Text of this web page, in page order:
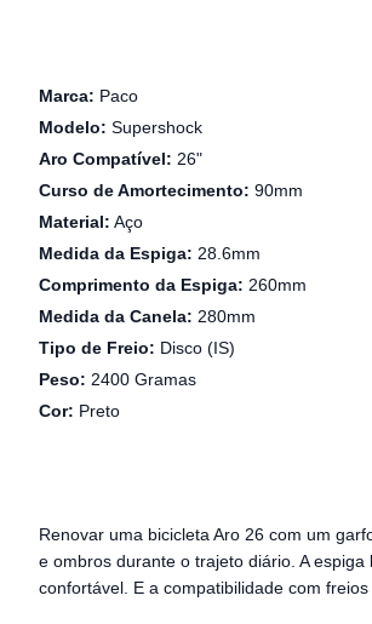
Marca: Paco
Modelo: Supershock
Aro Compatível: 26"
Curso de Amortecimento: 90mm
Material: Aço
Medida da Espiga: 28.6mm
Comprimento da Espiga: 260mm
Medida da Canela: 280mm
Tipo de Freio: Disco (IS)
Peso: 2400 Gramas
Cor: Preto
Renovar uma bicicleta Aro 26 com um
e ombros durante o trajeto diário. A
confortável. E a compatibilidade com